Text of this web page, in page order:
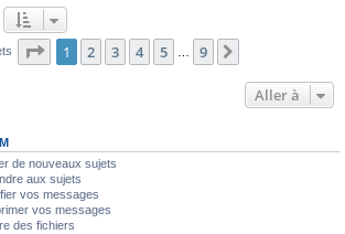
Page 1sur9
1 2 3 4 5 9
Aller à
de nouveaux sujets
aux sujets
vos messages
vos messages
des fichiers